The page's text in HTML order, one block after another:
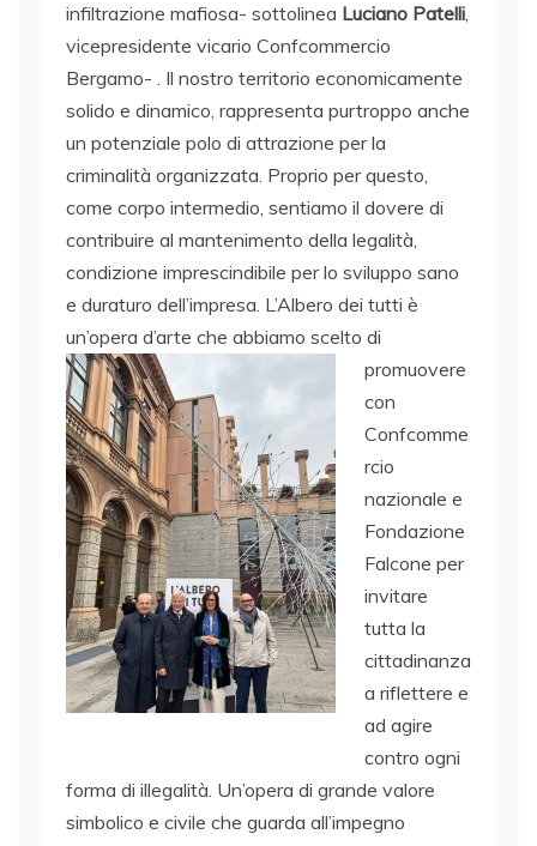
infiltrazione mafiosa- sottolinea Luciano Patelli,
vicepresidente vicario Confcommercio
Bergamo- . Il nostro territorio economicamente
solido e dinamico, rappresenta purtroppo anche
un potenziale polo di attrazione per la
criminalità organizzata. Proprio per questo,
come corpo intermedio, sentiamo il dovere di
contribuire al mantenimento della legalità,
condizione imprescindibile per lo sviluppo sano
e duraturo dell’impresa. L’Albero dei tutti è
un’opera d’arte che abbiamo scelto di
promuovere
con
Confcomme
rcio
nazionale e
Fondazione
Falcone per
invitare
tutta la
cittadinanza
a riflettere e
ad agire
contro ogni
forma di illegalità. Un’opera di grande valore
simbolico e civile che guarda all’impegno